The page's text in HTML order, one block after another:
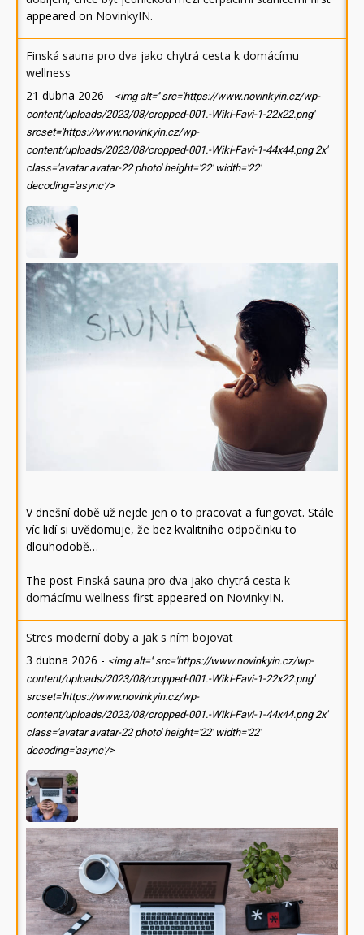
appeared on NovinkyIN.
Finská sauna pro dva jako chytrá cesta k domácímu
wellness
21 dubna 2026 - <img alt='' src='https://www.novinkyin.cz/wp-
content/uploads/2023/08/cropped-001.-Wiki-Favi-1-22x22.png'
srcset='https://www.novinkyin.cz/wp-
content/uploads/2023/08/cropped-001.-Wiki-Favi-1-44x44.png 2x'
class='avatar avatar-22 photo' height='22' width='22'
decoding='async'/>
V dnešní době už nejde jen o to pracovat a fungovat. Stále
víc lidí si uvědomuje, že bez kvalitního odpočinku to
dlouhodobě…
The post Finská sauna pro dva jako chytrá cesta k
domácímu wellness first appeared on NovinkyIN.
Stres moderní doby a jak s ním bojovat
3 dubna 2026 - <img alt='' src='https://www.novinkyin.cz/wp-
content/uploads/2023/08/cropped-001.-Wiki-Favi-1-22x22.png'
srcset='https://www.novinkyin.cz/wp-
content/uploads/2023/08/cropped-001.-Wiki-Favi-1-44x44.png 2x'
class='avatar avatar-22 photo' height='22' width='22'
decoding='async'/>